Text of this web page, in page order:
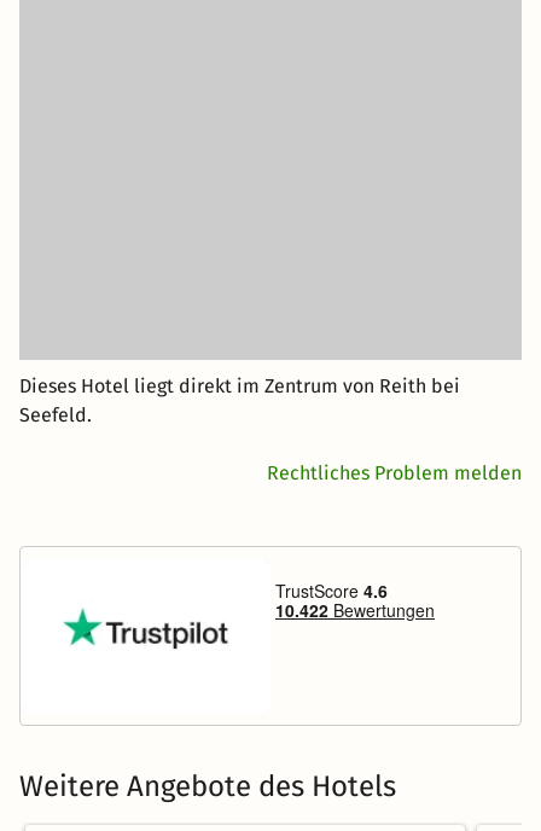
Dieses Hotel liegt direkt im Zentrum von Reith bei
Seefeld.
Rechtliches Problem melden
Weitere Angebote des Hotels